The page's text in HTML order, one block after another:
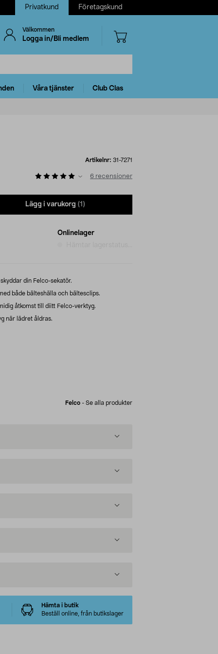
Privatkund Företagskund
Välkommen
Logga in/Bli medlem
Våra tjänster Club Clas
Artikelnr: 31-7271
6 recensioner
Lägg i varukorg (1)
Onlinelager
din Felco-sekatör.
både bälteshälla och bältesclips.
åtkomst till diitt Felco-verktyg.
när lädret åldras.
Felco - Se alla produkter
Hämta i butik
Beställ online, från butikslager